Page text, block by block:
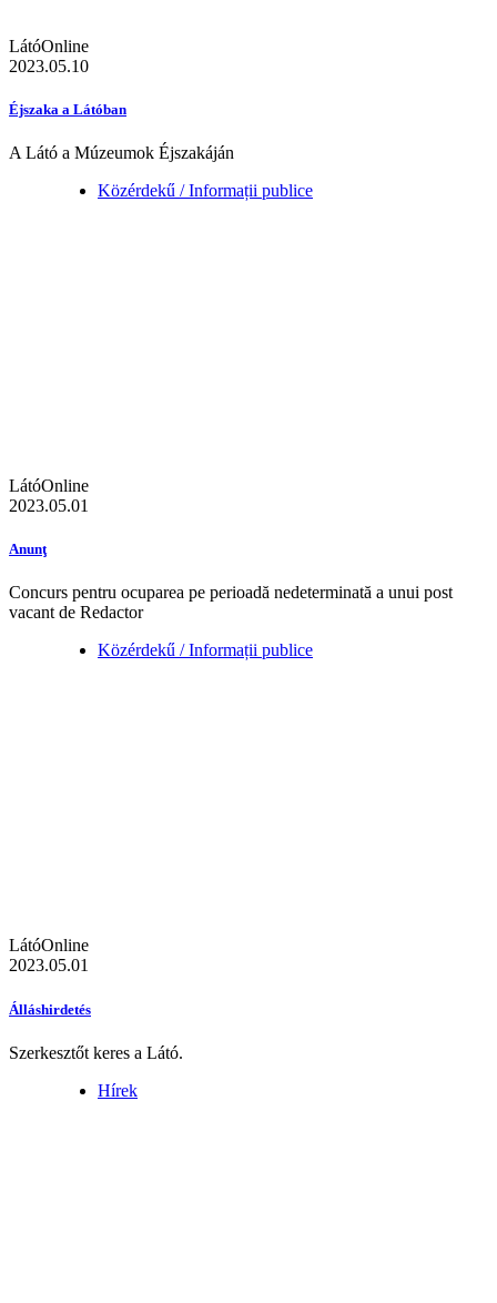
LátóOnline
2023.05.10
Éjszaka a Látóban
A Látó a Múzeumok Éjszakáján
Közérdekű / Informații publice
LátóOnline
2023.05.01
Anunţ
Concurs pentru ocuparea pe perioadă nedeterminată a unui post
vacant de Redactor
Közérdekű / Informații publice
LátóOnline
2023.05.01
Álláshirdetés
Szerkesztőt keres a Látó.
Hírek